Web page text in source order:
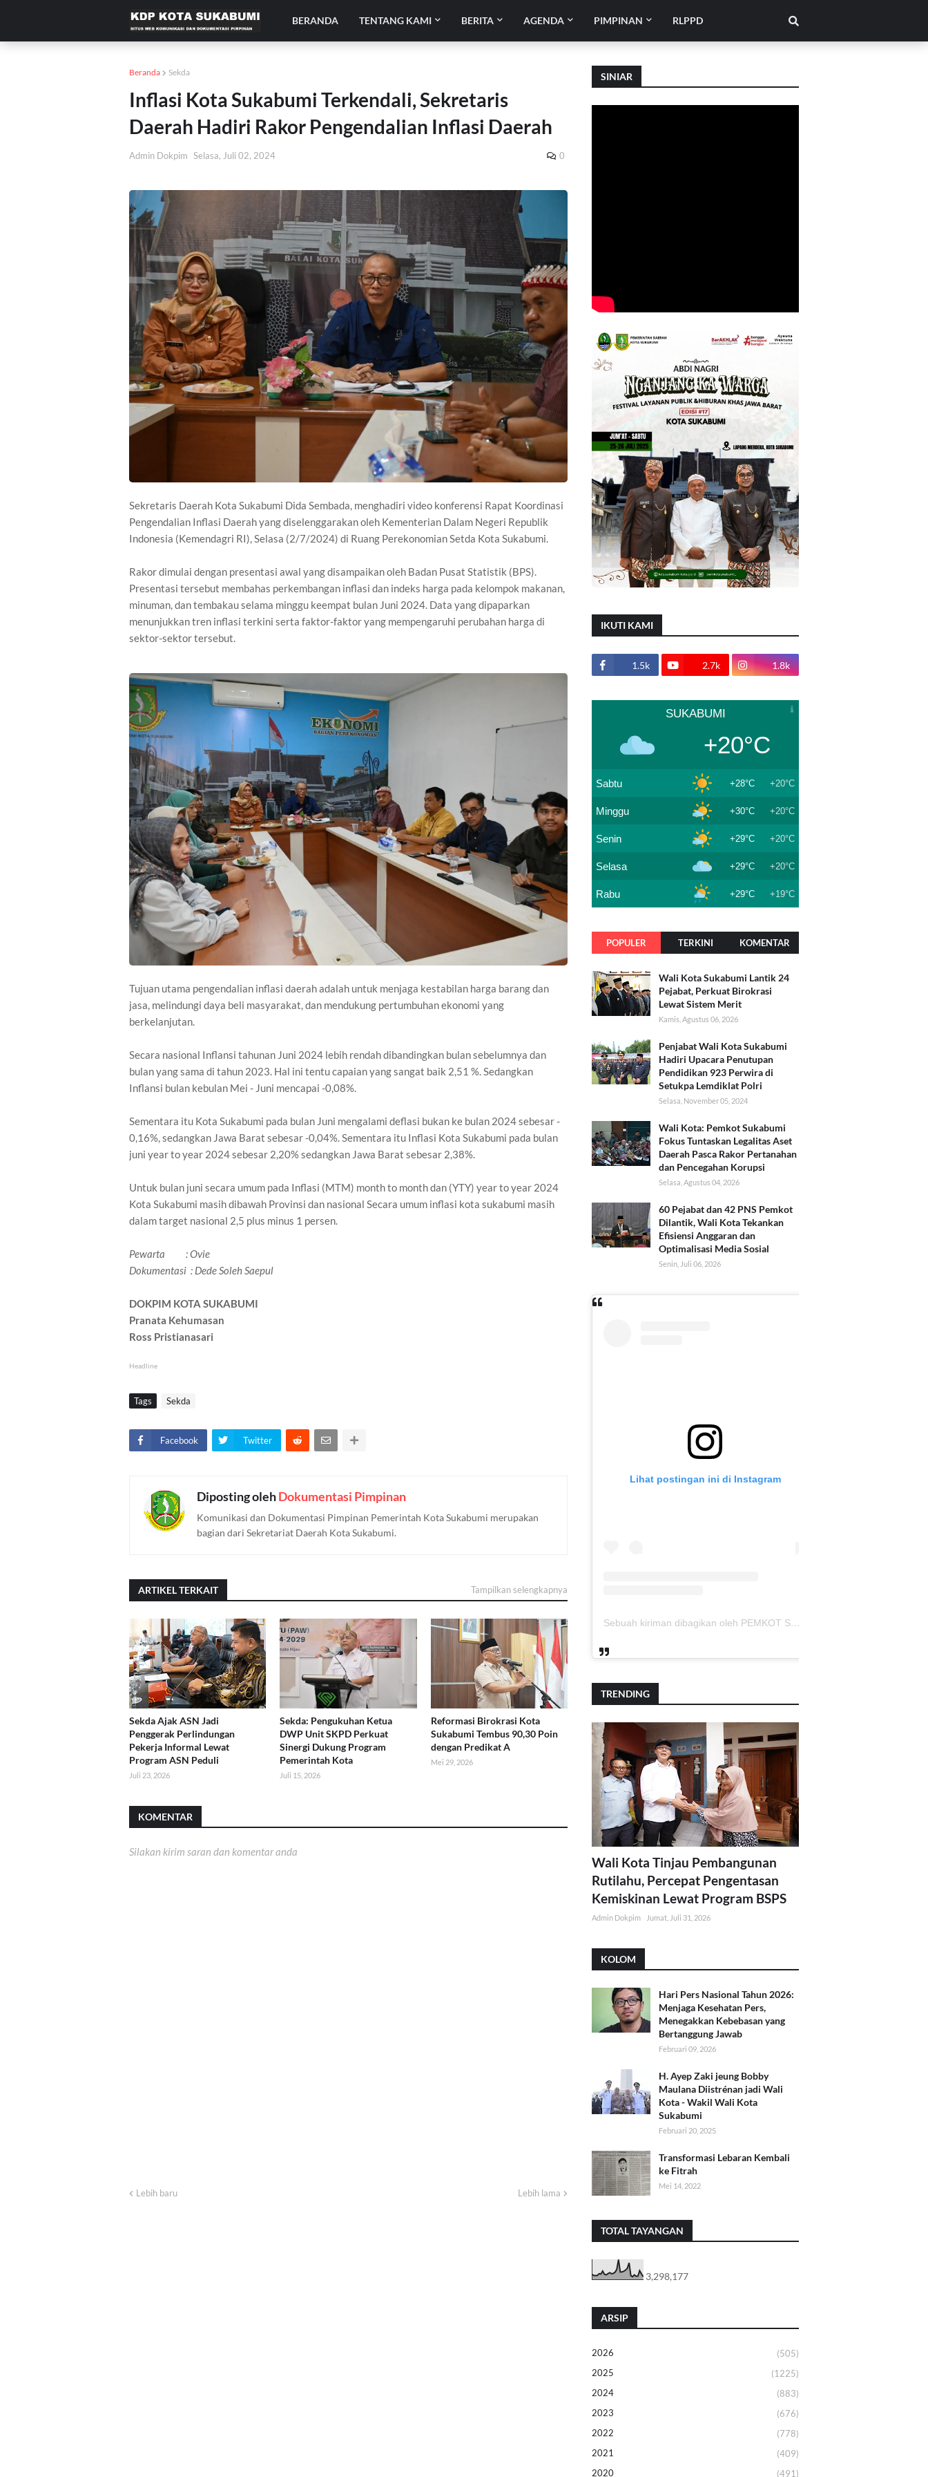
BERANDA TENTANG KAMI BERITA AGENDA PIMPINAN RLPPD
Beranda Sekda
Inflasi Kota Sukabumi Terkendali, Sekretaris
Daerah Hadiri Rakor Pengendalian Inflasi Daerah
Admin Dokpim Selasa, Juli 02, 2024 0
Sekretaris Daerah Kota Sukabumi Dida Sembada, menghadiri video konferensi Rapat Koordinasi
Pengendalian Inflasi Daerah yang diselenggarakan oleh Kementerian Dalam Negeri Republik
Indonesia (Kemendagri RI), Selasa (2/7/2024) di Ruang Perekonomian Setda Kota Sukabumi.
Rakor dimulai dengan presentasi awal yang disampaikan oleh Badan Pusat Statistik (BPS).
Presentasi tersebut membahas perkembangan inflasi dan indeks harga pada kelompok makanan,
minuman, dan tembakau selama minggu keempat bulan Juni 2024. Data yang dipaparkan
menunjukkan tren inflasi terkini serta faktor-faktor yang mempengaruhi perubahan harga di
sektor-sektor tersebut.
Tujuan utama pengendalian inflasi daerah adalah untuk menjaga kestabilan harga barang dan
jasa, melindungi daya beli masyarakat, dan mendukung pertumbuhan ekonomi yang
berkelanjutan.
Secara nasional Inflansi tahunan Juni 2024 lebih rendah dibandingkan bulan sebelumnya dan
bulan yang sama di tahun 2023. Hal ini tentu capaian yang sangat baik 2,51 %. Sedangkan
Inflansi bulan kebulan Mei - Juni mencapai -0,08%.
Sementara itu Kota Sukabumi pada bulan Juni mengalami deflasi bukan ke bulan 2024 sebesar -
0,16%, sedangkan Jawa Barat sebesar -0,04%. Sementara itu Inflasi Kota Sukabumi pada bulan
juni year to year 2024 sebesar 2,20% sedangkan Jawa Barat sebesar 2,38%.
Untuk bulan juni secara umum pada Inflasi (MTM) month to month dan (YTY) year to year 2024
Kota Sukabumi masih dibawah Provinsi dan nasional Secara umum inflasi kota sukabumi masih
dalam target nasional 2,5 plus minus 1 persen.
Pewarta : Ovie
Dokumentasi : Dede Soleh Saepul
DOKPIM KOTA SUKABUMI
Pranata Kehumasan
Ross Pristianasari
Headline
Tags Sekda
Facebook Twitter
Diposting olehDokumentasi Pimpinan
Komunikasi dan Dokumentasi Pimpinan Pemerintah Kota Sukabumi merupakan
bagian dari Sekretariat Daerah Kota Sukabumi.
ARTIKEL TERKAIT Tampilkan selengkapnya
Sekda Ajak ASN Jadi
Penggerak Perlindungan
Pekerja Informal Lewat
Program ASN Peduli
Juli 23, 2026
Sekda: Pengukuhan Ketua
DWP Unit SKPD Perkuat
Sinergi Dukung Program
Pemerintah Kota
Juli 15, 2026
Reformasi Birokrasi Kota
Sukabumi Tembus 90,30 Poin
dengan Predikat A
Mei 29, 2026
KOMENTAR
Silakan kirim saran dan komentar anda
Lebih baru Lebih lama
SINIAR
IKUTI KAMI
1.5k 2.7k 1.8k
SUKABUMI
+20°C
Sabtu +28°C +20°C
Minggu +30°C +20°C
Senin +29°C +20°C
Selasa +29°C +20°C
Rabu +29°C +19°C
POPULER TERKINI KOMENTAR
Wali Kota Sukabumi Lantik 24
Pejabat, Perkuat Birokrasi
Lewat Sistem Merit
Kamis, Agustus 06, 2026
Penjabat Wali Kota Sukabumi
Hadiri Upacara Penutupan
Pendidikan 923 Perwira di
Setukpa Lemdiklat Polri
Selasa, November 05, 2024
Wali Kota: Pemkot Sukabumi
Fokus Tuntaskan Legalitas Aset
Daerah Pasca Rakor Pertanahan
dan Pencegahan Korupsi
Selasa, Agustus 04, 2026
60 Pejabat dan 42 PNS Pemkot
Dilantik, Wali Kota Tekankan
Efisiensi Anggaran dan
Optimalisasi Media Sosial
Senin, Juli 06, 2026
Lihat postingan ini di Instagram
Sebuah kiriman dibagikan oleh PEMKOT SUKABUMI (@pemkotsukabumi_)
TRENDING
Wali Kota Tinjau Pembangunan
Rutilahu, Percepat Pengentasan
Kemiskinan Lewat Program BSPS
Admin Dokpim Jumat, Juli 31, 2026
KOLOM
Hari Pers Nasional Tahun 2026:
Menjaga Kesehatan Pers,
Menegakkan Kebebasan yang
Bertanggung Jawab
Februari 09, 2026
H. Ayep Zaki jeung Bobby
Maulana Diistrénan jadi Wali
Kota - Wakil Wali Kota
Sukabumi
Februari 20, 2025
Transformasi Lebaran Kembali
ke Fitrah
Mei 14, 2022
TOTAL TAYANGAN
3,298,177
ARSIP
2026
(505)
2025
(1225)
2024
(883)
2023
(676)
2022
(778)
2021
(409)
2020
(491)